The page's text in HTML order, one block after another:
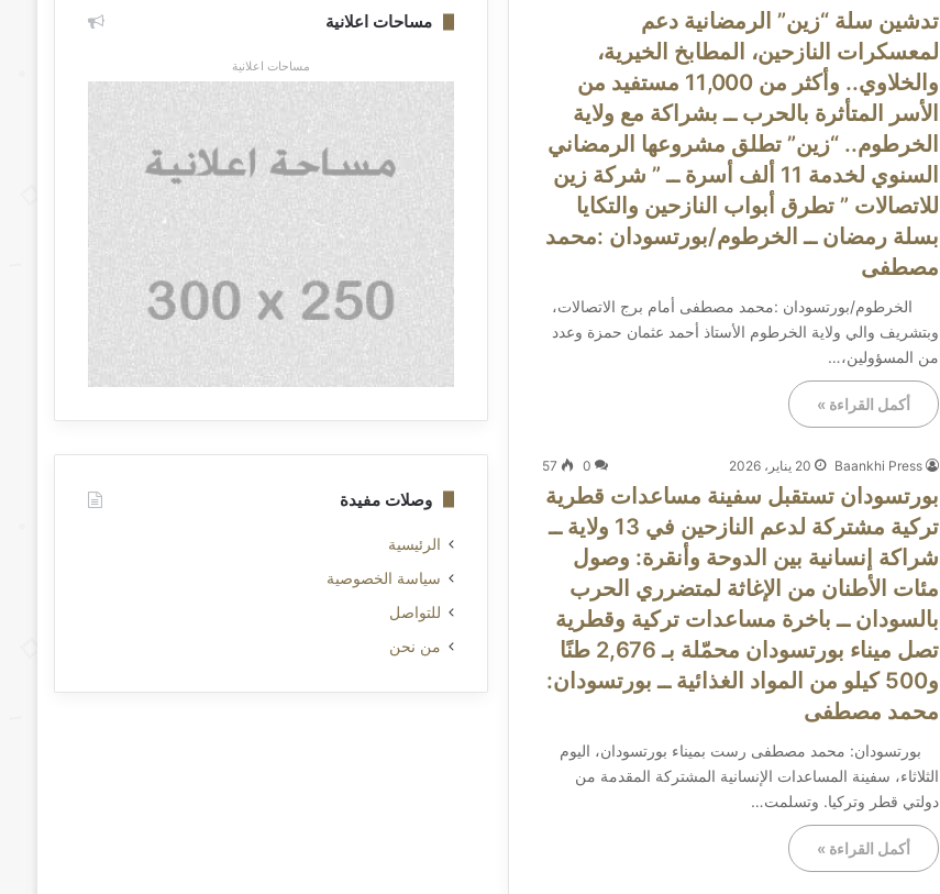
تدشين سلة “زين” الرمضانية ​دعم
لمعسكرات النازحين، المطابخ الخيرية،
والخلاوي.. وأكثر من 11,000 مستفيد من
الأسر المتأثرة بالحرب ــ بشراكة مع ولاية
الخرطوم.. “زين” تطلق مشروعها الرمضاني
السنوي لخدمة 11 ألف أسرة ــ ” شركة زين
للاتصالات ” تطرق أبواب النازحين والتكايا
بسلة رمضان ــ الخرطوم/بورتسودان :محمد
مصطفى
الخرطوم/بورتسودان :محمد مصطفى أمام برج الاتصالات،
وبتشريف والي ولاية الخرطوم الأستاذ أحمد عثمان حمزة وعدد
من المسؤولين،…
أكمل القراءة »
Baankhi Press 20 يناير، 2026 0
57
بورتسودان تستقبل سفينة مساعدات قطرية
تركية مشتركة لدعم النازحين في 13 ولاية ــ ​
شراكة إنسانية بين الدوحة وأنقرة: وصول
مئات الأطنان من الإغاثة لمتضرري الحرب
بالسودان ــ ​باخرة مساعدات تركية وقطرية
تصل ميناء بورتسودان محمّلة بـ 2,676 طنًا
و500 كيلو من المواد الغذائية ــ بورتسودان:
محمد مصطفى
​بورتسودان: محمد مصطفى ​رست بميناء بورتسودان، اليوم
الثلاثاء، سفينة المساعدات الإنسانية المشتركة المقدمة من
دولتي قطر وتركيا. وتسلمت…
أكمل القراءة »
مساحات اعلانية
مساحات اعلانية
وصلات مفيدة
الرئيسية
سياسة الخصوصية
للتواصل
من نحن